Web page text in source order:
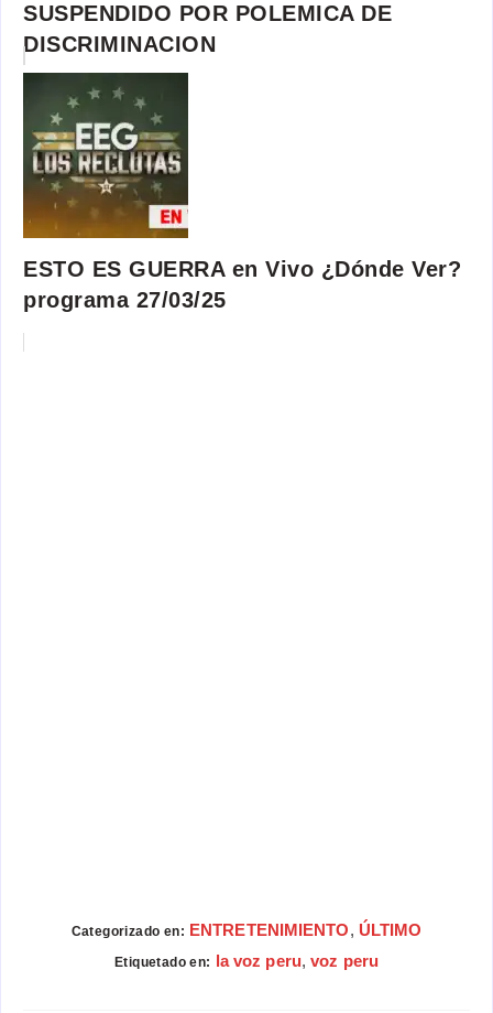
SUSPENDIDO POR POLEMICA DE
DISCRIMINACION
ESTO ES GUERRA en Vivo ¿Dónde Ver?
programa 27/03/25
Categorizado en: ENTRETENIMIENTO, ÚLTIMO
Etiquetado en: la voz peru,voz peru